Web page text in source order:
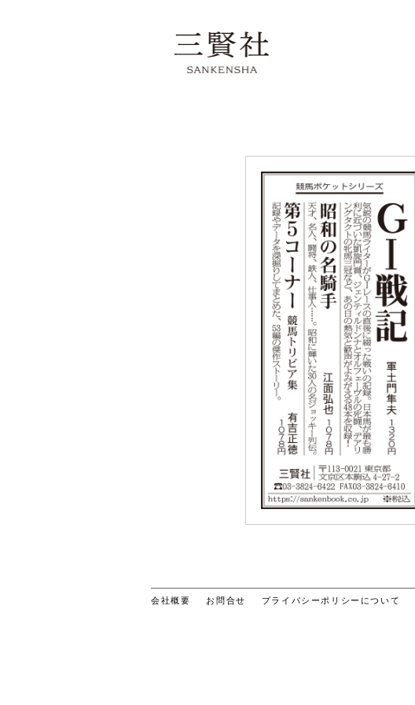
会社概要 お問合せ プライバシーポリシーについて